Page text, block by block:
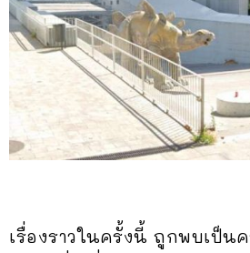
เรื่องราวในครั้งนี้ ถูกพบเป็น